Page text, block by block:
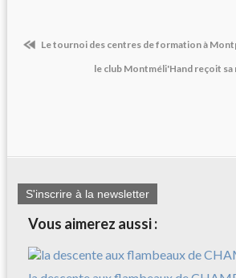
Le tournoi des centres de formation à
le club Montméli'Hand reçoit
S'inscrire à la newsletter
Vous aimerez aussi :